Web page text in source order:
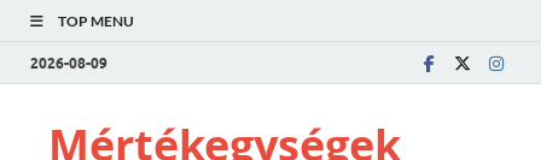
TOP MENU
2026-08-09
Mértékegységek